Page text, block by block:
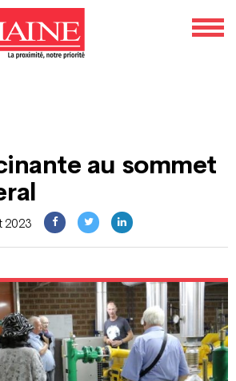
au sommet
2023